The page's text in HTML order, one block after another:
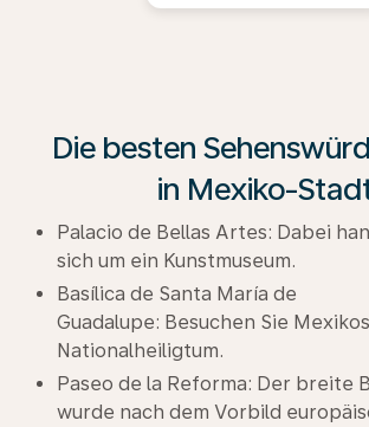
Die besten
in Mexiko-
Palacio de Bellas Artes: Dabei
sich um ein Kunstmuseum.
Basílica de Santa María de
Guadalupe: Besuchen Sie Mexikos
Nationalheiligtum.
Paseo de la Reforma: Der breite
wurde nach dem Vorbild